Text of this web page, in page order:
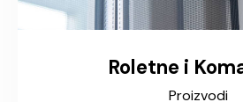
Roletne i
Proizvodi